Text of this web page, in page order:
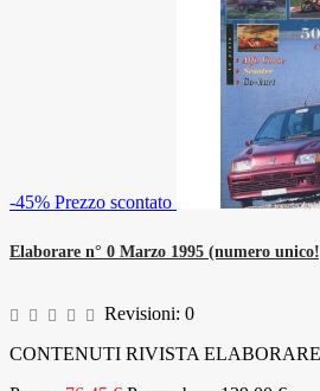
-45% Prezzo scontato
Elaborare n° 0 Marzo 1995 (numero
Revisioni: 0
CONTENUTI RIVISTA ELABORARE